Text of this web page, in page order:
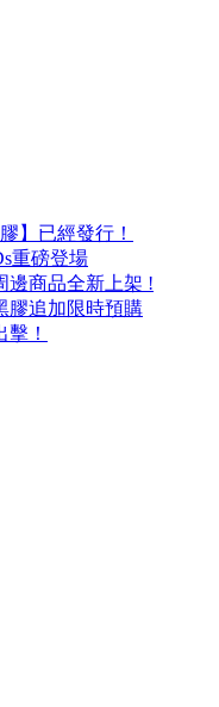
】已經發行！
重磅登場
邊商品全新上架 !
膠追加限時預購
！